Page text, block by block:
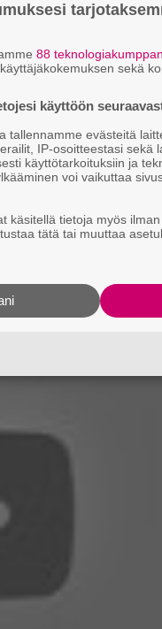
88
sekä
käyttöön
tallennamme evästeitä
IP-osoitteestasi sekä
käyttötarkoituksiin ja
voi vaikuttaa
käsitellä tietoja myös
tätä tai muuttaa